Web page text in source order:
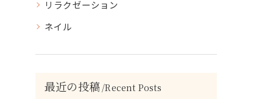
リラクゼーション
ネイル
最近の投稿 Recent Posts